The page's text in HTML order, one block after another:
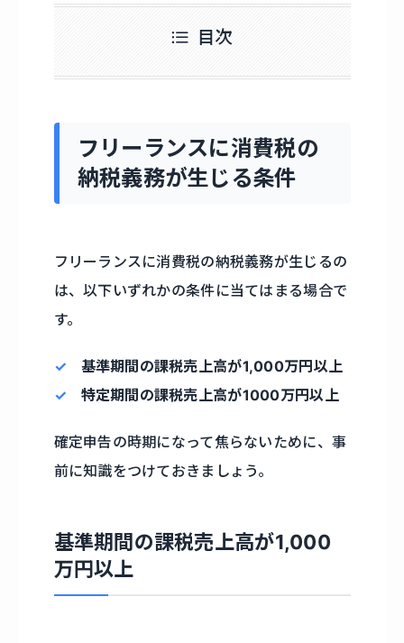
目次
フリーランスに消費税の
納税義務が生じる条件
フリーランスに消費税の納税義務が生じるの
は、以下いずれかの条件に当てはまる場合で
す。
基準期間の課税売上高が1,000万円以上
特定期間の課税売上高が1000万円以上
確定申告の時期になって焦らないために、事
前に知識をつけておきましょう。
基準期間の課税売上高が1,000
万円以上